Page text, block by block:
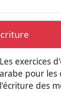
Les exercices
arabe pour
l'écriture des